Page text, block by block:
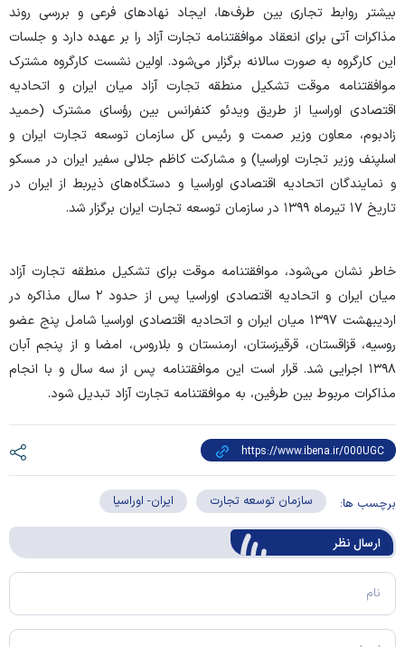
بیشتر روابط تجاری بین طرف‌ها، ایجاد نهادهای فرعی و بررسی روند
مذاکرات آتی برای انعقاد موافقتنامه تجارت آزاد را بر عهده دارد و جلسات
این کارگروه به صورت سالانه برگزار می‌شود. اولین نشست کارگروه مشترک
موافقتنامه موقت تشکیل منطقه تجارت آزاد میان ایران و اتحادیه
اقتصادی اوراسیا از طریق ویدئو کنفرانس بین رؤسای مشترک (حمید
زادبوم، معاون وزیر صمت و رئیس کل سازمان توسعه تجارت ایران و
اسلپنف وزیر تجارت اوراسیا) و مشارکت کاظم جلالی سفیر ایران در مسکو
و نمایندگان اتحادیه اقتصادی اوراسیا و دستگاه‌های ذیربط از ایران در
تاریخ ۱۷ تیرماه ۱۳۹۹ در سازمان توسعه تجارت ایران برگزار شد.
خاطر نشان می‌شود، موافقتنامه موقت برای تشکیل منطقه تجارت آزاد
میان ایران و اتحادیه اقتصادی اوراسیا پس از حدود ۲ سال مذاکره در
اردیبهشت ۱۳۹۷ میان ایران و اتحادیه اقتصادی اوراسیا شامل پنج عضو
روسیه، قزاقستان، قرقیزستان، ارمنستان و بلاروس، امضا و از پنجم آبان
۱۳۹۸ اجرایی شد. قرار است این موافقتنامه پس از سه سال و با انجام
مذاکرات مربوط بین طرفین، به موافقتنامه تجارت آزاد تبدیل شود.
برچسب ها: سازمان توسعه تجارت ایران- اوراسیا
ارسال‌ نظر